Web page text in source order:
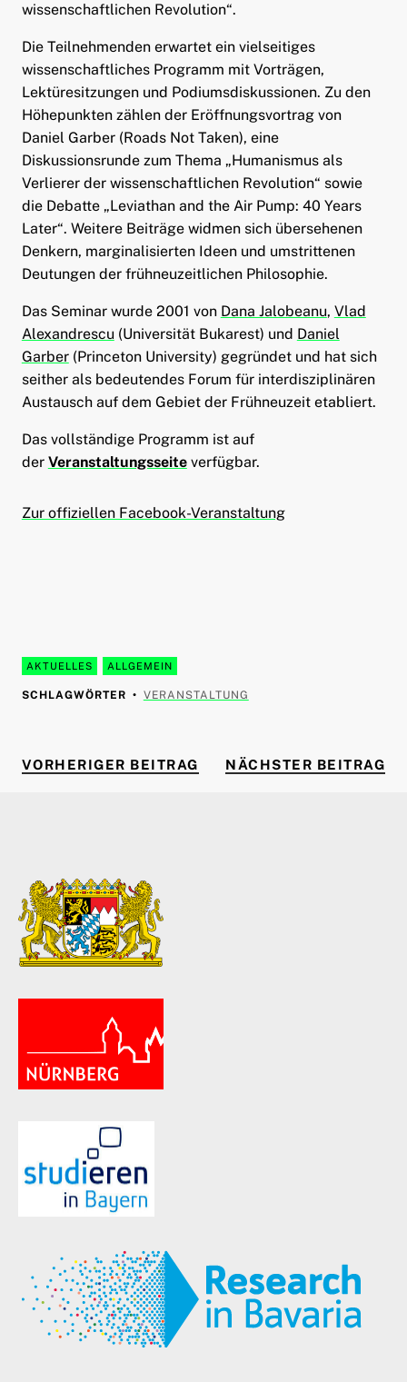
wissenschaftlichen Revolution“.
Die Teilnehmenden erwartet ein vielseitiges
wissenschaftliches Programm mit Vorträgen,
Lektüresitzungen und Podiumsdiskussionen. Zu den
Höhepunkten zählen der Eröffnungsvortrag von
Daniel Garber (Roads Not Taken), eine
Diskussionsrunde zum Thema „Humanismus als
Verlierer der wissenschaftlichen Revolution“ sowie
die Debatte „Leviathan and the Air Pump: 40 Years
Later“. Weitere Beiträge widmen sich übersehenen
Denkern, marginalisierten Ideen und umstrittenen
Deutungen der frühneuzeitlichen Philosophie.
Das Seminar wurde 2001 von Dana Jalobeanu, Vlad
Alexandrescu (Universität Bukarest) und Daniel
Garber(Princeton University) gegründet und hat sich
seither als bedeutendes Forum für interdisziplinären
Austausch auf dem Gebiet der Frühneuzeit etabliert.
Das vollständige Programm ist auf
der Veranstaltungsseiteverfügbar.
Zur offiziellen Facebook-Veranstaltung
AKTUELLES ALLGEMEIN
SCHLAGWÖRTER VERANSTALTUNG
Beitragsnavigation
VORHERIGER BEITRAG VORHERIGER BEITRAG
NÄCHSTER BEITRAG